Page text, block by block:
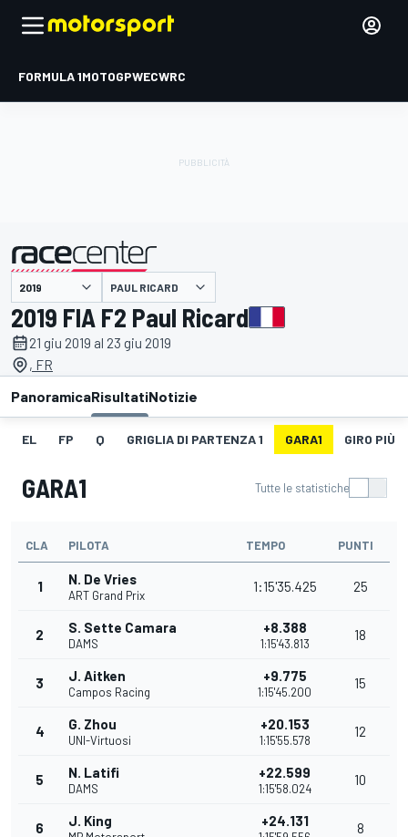
FORMULA 1MOTOGPWECWRC
presentato da PAUL RICARD
2019 FIA F2 Paul Ricard
21 giu 2019 al 23 giu 2019
, FR
PanoramicaRisultatiNotizie
EL FP Q GRIGLIA DI PARTENZA 1 GARA1 GIRO PIÙ
GARA1 Tutte le statistiche
CLA PILOTA TEMPO PUNTI
1 N. De Vries
ART Grand Prix
1:15'35.425 25
2 S. Sette Camara
DAMS
+8.388
1:15'43.813
18
3 J. Aitken
Campos Racing
+9.775
1:15'45.200
15
4 G. Zhou
UNI-Virtuosi
+20.153
1:15'55.578
12
5 N. Latifi
DAMS
+22.599
1:15'58.024
10
6 J. King +24.131 8